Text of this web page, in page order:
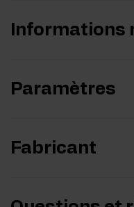
Informations
Paramètres
Fabricant